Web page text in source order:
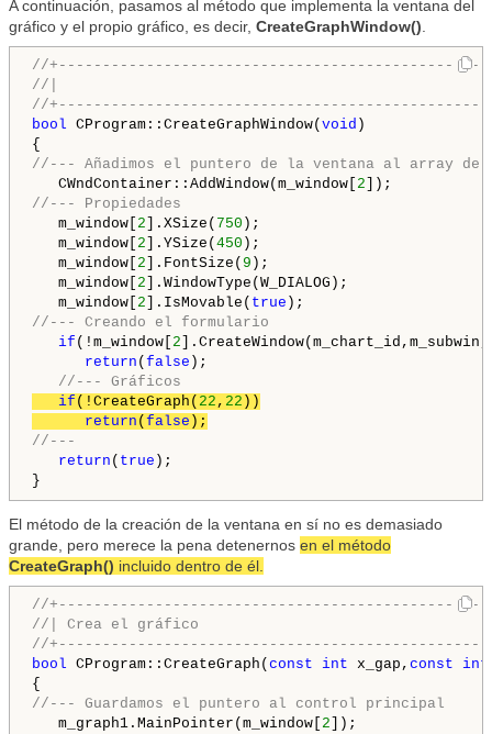
A continuación, pasamos al método que implementa la ventana del
gráfico y el propio gráfico, es decir, CreateGraphWindow().
//
//|
//
bool CProgram::CreateGraphWindow( void )
//--- Añadimos el puntero de la ventana al array de
CWndContainer::AddWindow(m_window[ 2
//--- Propiedades
m_window[ 2 ].XSize( 750 );
m_window[ 2 ].YSize( 450 );
m_window[ 2 ].FontSize( 9 );
m_window[ 2 ].WindowType(W_DIALOG);
m_window[ 2 ].IsMovable( true
//--- Creando el formulario
if (!m_window[ 2 ].CreateWindow(m_chart_id,m_subwin,
return ( false );
//--- Gráficos
if (!CreateGraph( 22 , 22 ))
return ( false );
//---
return ( true );
El método de la creación de la ventana en sí no es demasiado
grande, pero merece la pena detenernos en el método
CreateGraph() incluido dentro de él.
//
//| Crea el gráfico
//
bool CProgram::CreateGraph( const int x_gap, const int
//--- Guardamos el puntero al control principal
m_graph1.MainPointer(m_window[ 2